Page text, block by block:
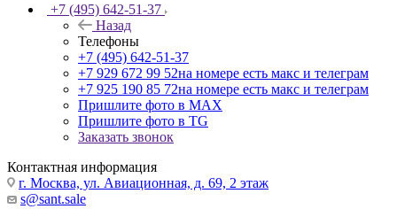
+7 (495) 642-51-37
Назад
Телефоны
+7 (495) 642-51-37
+7 929 672 99 52на номере есть макс и телеграм
+7 925 190 85 72на номере есть макс и телеграм
Пришлите фото в MAX
Пришлите фото в TG
Заказать звонок
Контактная информация
г. Москва, ул. Авиационная, д. 69, 2 этаж
s@sant.sale